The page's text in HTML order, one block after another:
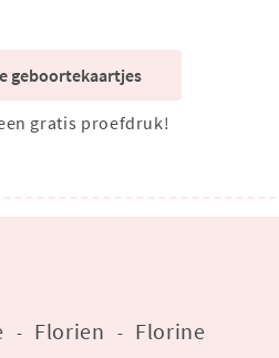
geboortekaartjes
gratis proefdruk!
- Florien - Florine